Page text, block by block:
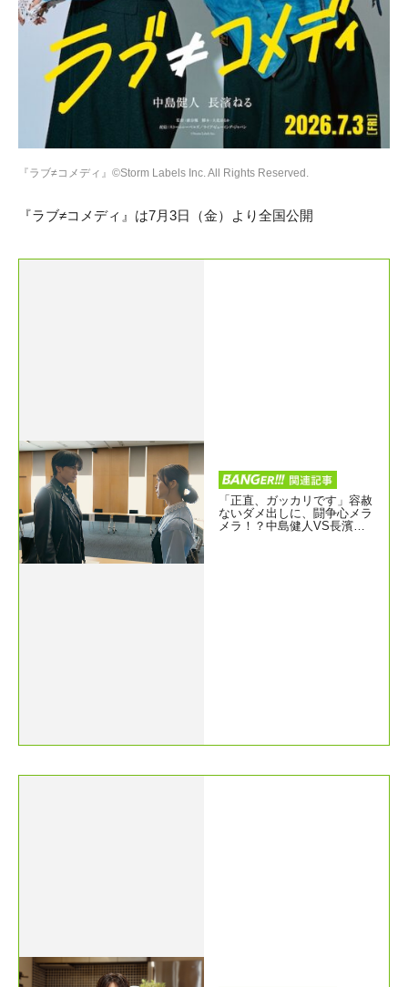
『ラブ≠コメディ』©︎Storm Labels Inc. All Rights Reserved.
『ラブ≠コメディ』は7月3日（金）より全国公開
「正直、ガッカリです」容赦
ないダメ出しに、闘争心メラ
メラ！？中島健人VS長濱ね